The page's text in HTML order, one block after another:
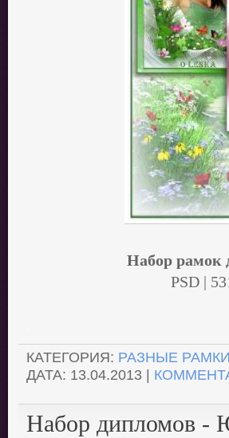
Набор рамок
PSD |
КАТЕГОРИЯ: РАЗНЫЕ
ДАТА: 13.04.2013 |
Набор дипломов -